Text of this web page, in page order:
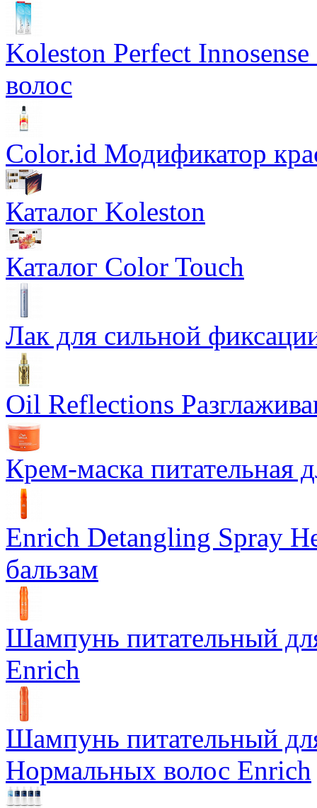
Koleston Perfect Innosense
волос
Color.id Модификатор
Каталог Koleston
Каталог Color Touch
Лак для сильной
Oil Reflections
Крем-маска питательная
Enrich Detangling Spray
бальзам
Шампунь питательный
Enrich
Шампунь питательный
Нормальных волос Enrich